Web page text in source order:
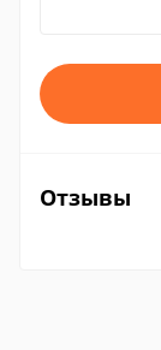
Отзывы